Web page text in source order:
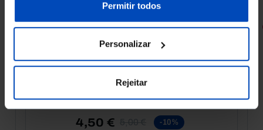
Política de Cookies.
Permitir todos
Personalizar
Rejeitar
RETRATOS
Promessas do Futebol
4,50 € -10%